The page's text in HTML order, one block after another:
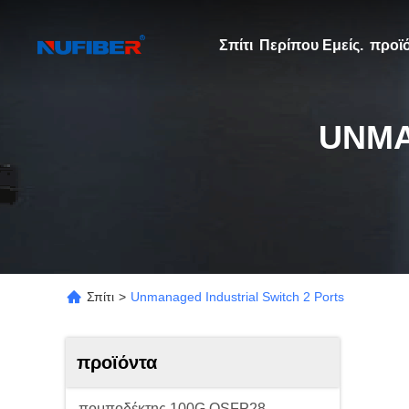
Σπίτι Περίπου Εμείς.
Σπίτι > Unmanaged Industrial Switch 2 Ports
προϊόντα